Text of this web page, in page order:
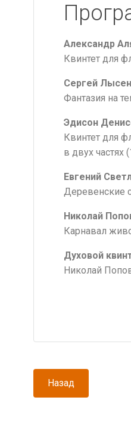
Александр
Квинтет для
Сергей
Фантазия на
Эдисон
Квинтет для
в двух частях
Евгений
Деревенские
Николай
Карнавал
Духовой
Николай
Назад